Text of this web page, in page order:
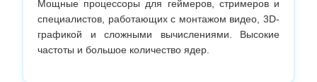
Мощные процессоры для геймеров, стримеров и
специалистов, работающих с монтажом видео, 3D-
графикой и сложными вычислениями. Высокие
частоты и большое количество ядер.